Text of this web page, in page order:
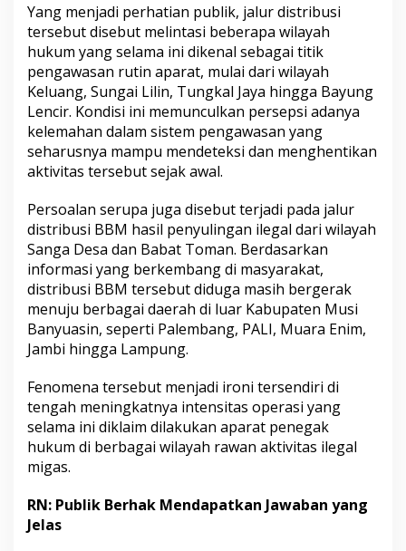
Yang menjadi perhatian publik, jalur distribusi
tersebut disebut melintasi beberapa wilayah
hukum yang selama ini dikenal sebagai titik
pengawasan rutin aparat, mulai dari wilayah
Keluang, Sungai Lilin, Tungkal Jaya hingga Bayung
Lencir. Kondisi ini memunculkan persepsi adanya
kelemahan dalam sistem pengawasan yang
seharusnya mampu mendeteksi dan menghentikan
aktivitas tersebut sejak awal.
Persoalan serupa juga disebut terjadi pada jalur
distribusi BBM hasil penyulingan ilegal dari wilayah
Sanga Desa dan Babat Toman. Berdasarkan
informasi yang berkembang di masyarakat,
distribusi BBM tersebut diduga masih bergerak
menuju berbagai daerah di luar Kabupaten Musi
Banyuasin, seperti Palembang, PALI, Muara Enim,
Jambi hingga Lampung.
Fenomena tersebut menjadi ironi tersendiri di
tengah meningkatnya intensitas operasi yang
selama ini diklaim dilakukan aparat penegak
hukum di berbagai wilayah rawan aktivitas ilegal
migas.
RN: Publik Berhak Mendapatkan Jawaban yang
Jelas